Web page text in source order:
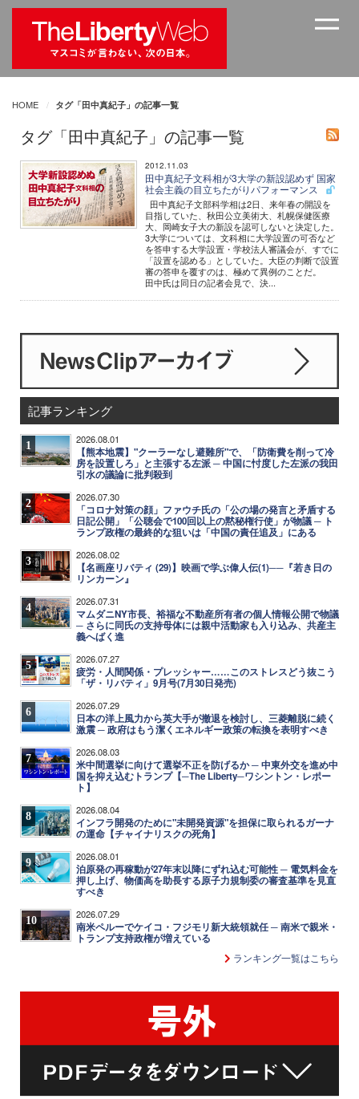
HOME タグ「田中真紀子」の記事一覧
タグ「田中真紀子」の記事一覧
2012.11.03
田中真紀子文科相が3大学の新設認めず 国家
社会主義の目立ちたがりパフォーマンス
田中真紀子文部科学相は2日、来年春の開設を
目指していた、秋田公立美術大、札幌保健医療
大、岡崎女子大の新設を認可しないと決定した。
3大学については、文科相に大学設置の可否など
を答申する大学設置・学校法人審議会が、すでに
「設置を認める」としていた。大臣の判断で設置
審の答申を覆すのは、極めて異例のことだ。
田中氏は同日の記者会見で、決...
記事ランキング
1 2026.08.01
【熊本地震】"クーラーなし避難所"で、「防衛費を削って冷
房を設置しろ」と主張する左派 ─ 中国に忖度した左派の我田
引水の議論に批判殺到
2 2026.07.30
「コロナ対策の顔」ファウチ氏の「公の場の発言と矛盾する
日記公開」「公聴会で100回以上の黙秘権行使」が物議 ─ ト
ランプ政権の最終的な狙いは「中国の責任追及」にある
3 2026.08.02
【名画座リバティ (29)】映画で学ぶ偉人伝(1)──『若き日の
リンカーン』
4 2026.07.31
マムダニNY市長、裕福な不動産所有者の個人情報公開で物議
─ さらに同氏の支持母体には親中活動家も入り込み、共産主
義へばく進
5 2026.07.27
疲労・人間関係・プレッシャー……このストレスどう抜こう
「ザ・リバティ」9月号(7月30日発売)
6 2026.07.29
日本の洋上風力から英大手が撤退を検討し、三菱離脱に続く
激震 ─ 政府はもう潔くエネルギー政策の転換を表明すべき
7 2026.08.03
米中間選挙に向けて選挙不正を防げるか ─ 中東外交を進め中
国を抑え込むトランプ【─The Liberty─ワシントン・レポー
ト】
8 2026.08.04
インフラ開発のために"未開発資源"を担保に取られるガーナ
の運命【チャイナリスクの死角】
9 2026.08.01
泊原発の再稼動が27年末以降にずれ込む可能性 ─ 電気料金を
押し上げ、物価高を助長する原子力規制委の審査基準を見直
すべき
10 2026.07.29
南米ペルーでケイコ・フジモリ新大統領就任 ─ 南米で親米・
トランプ支持政権が増えている
ランキング一覧はこちら